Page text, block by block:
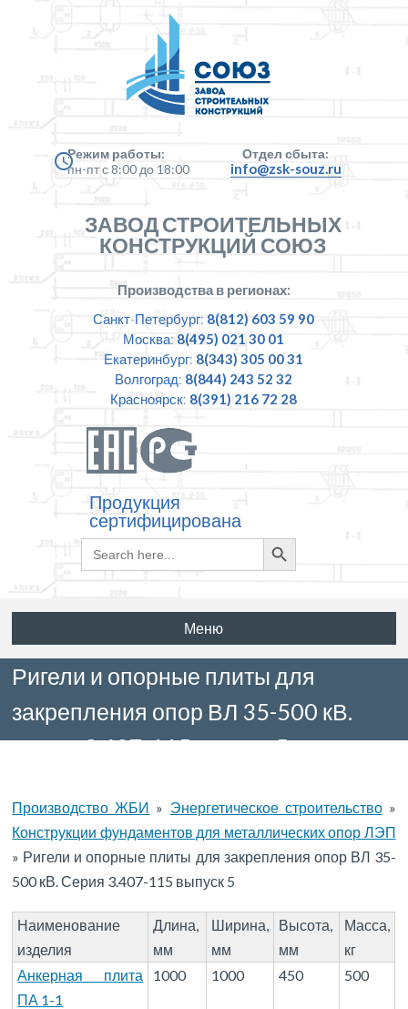
Режим работы:
пн-пт с 8:00 до 18:00
Отдел сбыта:
info@zsk-souz.ru
ЗАВОД СТРОИТЕЛЬНЫХ
КОНСТРУКЦИЙ СОЮЗ
Производства в регионах:
Санкт-Петербург: 8(812) 603 59 90
Москва: 8(495) 021 30 01
Екатеринбург: 8(343) 305 00 31
Волгоград: 8(844) 243 52 32
Красноярск: 8(391) 216 72 28
Продукция
сертифицирована
Search
for:
Search
Button
Меню
Ригели и опорные плиты для
закрепления опор ВЛ 35-500 кВ.
Серия 3.407-115 выпуск 5
Производство ЖБИ » Энергетическое строительство»
Конструкции фундаментов для металлических опор ЛЭП
» Ригели и опорные плиты для закрепления опор ВЛ 35-
500 кВ. Серия 3.407-115 выпуск 5
Наименование
изделия
Длина,
мм
Ширина,
мм
Высота,
мм
Масса,
кг
Анкерная плита
ПА 1-1
1000 1000 450 500